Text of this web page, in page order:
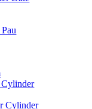
Cylinder